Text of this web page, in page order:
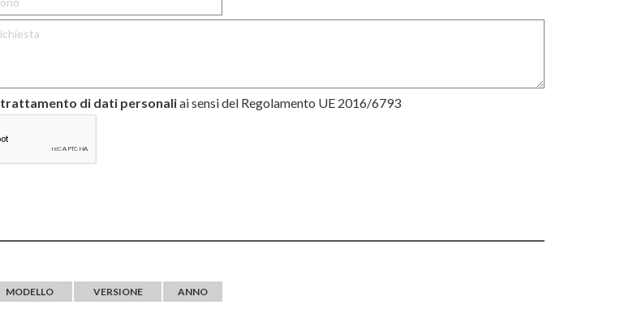
trattamento di dati personaliai sensi del Regolamento UE 2016/6793
MODELLO VERSIONE ANNO